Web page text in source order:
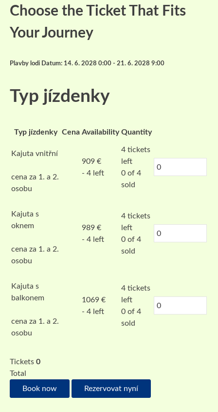
Choose the Ticket That Fits
Your Journey
Plavby lodi Datum: 14. 6. 2028 0:00 - 21. 6. 2028 9:00
Typ jízdenky
Typ jízdenky Cena Availability Quantity
Kajuta vnitřní
cena za 1. a 2.
osobu
909 €
- 4 left
4 tickets
left
0 of 4
sold
Kajuta s
oknem
cena za 1. a 2.
osobu
989 €
- 4 left
4 tickets
left
0 of 4
sold
Kajuta s
balkonem
cena za 1. a 2.
osobu
1069 €
- 4 left
4 tickets
left
0 of 4
sold
Tickets 0
Total
Book now
Rezervovat nyní